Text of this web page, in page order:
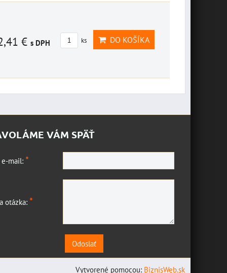
€ s DPH ks DO KOŠÍKA
VÁM SPÄŤ
e-mail: *
otázka: *
Odoslať
Vytvorené pomocou: BiznisWeb.sk